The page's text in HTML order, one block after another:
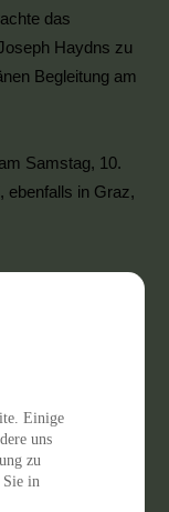
das
Haydns zu
Begleitung am
Samstag, 10.
ebenfalls in Graz,
Einige
uns
zu
Sie in